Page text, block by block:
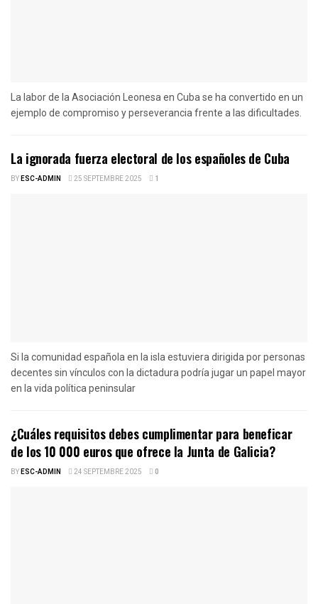
La labor de la Asociación Leonesa en Cuba se ha convertido en un
ejemplo de compromiso y perseverancia frente a las dificultades.
La ignorada fuerza electoral de los españoles de Cuba
BYESC-ADMIN 25 SEPTEMBRE 2025 1
Si la comunidad española en la isla estuviera dirigida por personas
decentes sin vínculos con la dictadura podría jugar un papel mayor
en la vida política peninsular
¿Cuáles requisitos debes cumplimentar para beneficar
de los 10 000 euros que ofrece la Junta de Galicia?
BYESC-ADMIN 24 SEPTEMBRE 2025 0